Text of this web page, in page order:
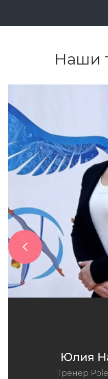
Наши
Юлия
Тренер